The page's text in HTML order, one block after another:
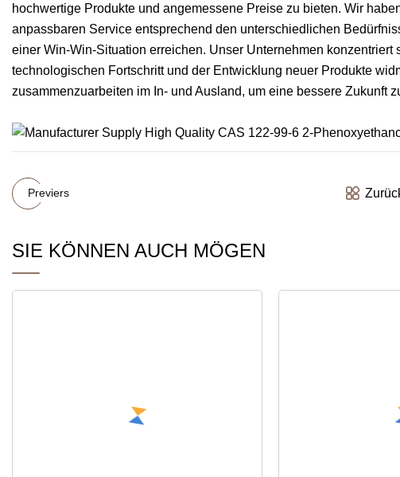
hochwertige Produkte und angemessene Preise zu bieten. Wir
anpassbaren Service entsprechend den unterschiedlichen
einer Win-Win-Situation erreichen. Unser Unternehmen
technologischen Fortschritt und der Entwicklung neuer Produkte
zusammenzuarbeiten im In- und Ausland, um eine bessere Zukunft
Previers
SIE KÖNNEN AUCH MÖGEN